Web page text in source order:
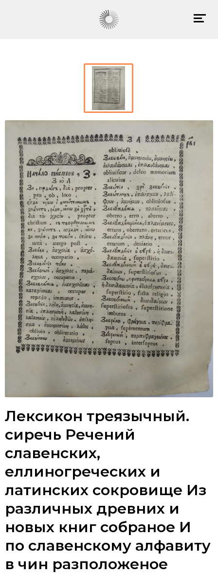
Лексикон треязычный.
сиречь Речений
славенских,
еллиногреческих и
латинских сокровище Из
различных древних и
новых книг собраное И
по славенскому алфавиту
в чин разположеное